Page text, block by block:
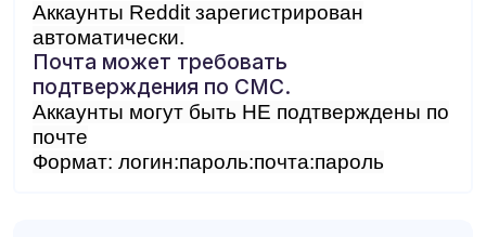
Аккаунты Reddit зарегистрирован
автоматически.
Почта может требовать
подтверждения по СМС.
Аккаунты могут быть НЕ подтверждены по
почте
Формат: логин:пароль:почта:пароль